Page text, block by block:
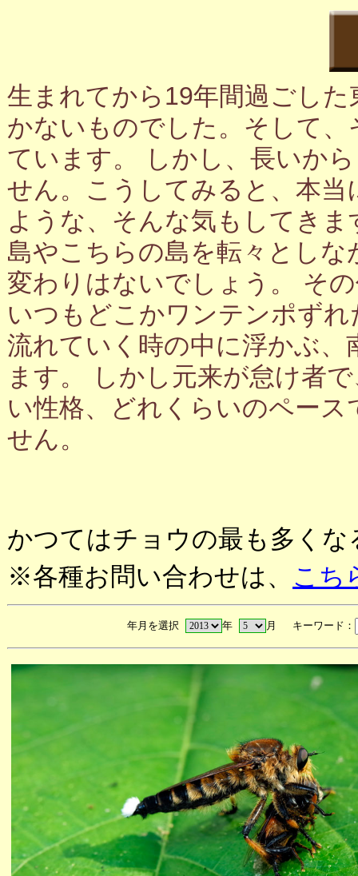
生まれてから19年間過ごし
かないものでした。そして
ています。 しかし、長いか
せん。こうしてみると、本
ような、そんな気もしてき
島やこちらの島を転々とし
変わりはないでしょう。 そ
いつもどこかワンテンポず
流れていく時の中に浮かぶ
ます。 しかし元来が怠け者
い性格、どれくらいのペー
せん。
かつてはチョウの最も多く
※各種お問い合わせは、 こち
年月を選択 年 月 キーワード：